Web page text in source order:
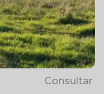
Consultar